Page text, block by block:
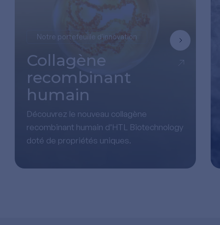
Notre portefeuille d'innovation
Collagène
recombinant
humain
Découvrez le nouveau collagène
recombinant humain d’HTL Biotechnology
doté de propriétés uniques.